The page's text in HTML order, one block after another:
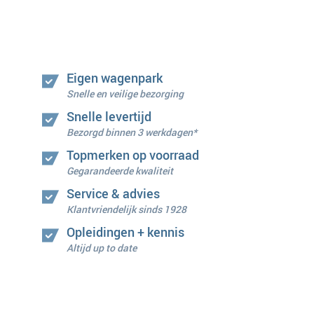
Eigen wagenpark
Snelle en veilige bezorging
Snelle levertijd
Bezorgd binnen 3 werkdagen*
Topmerken op voorraad
Gegarandeerde kwaliteit
Service & advies
Klantvriendelijk sinds 1928
Opleidingen + kennis
Altijd up to date